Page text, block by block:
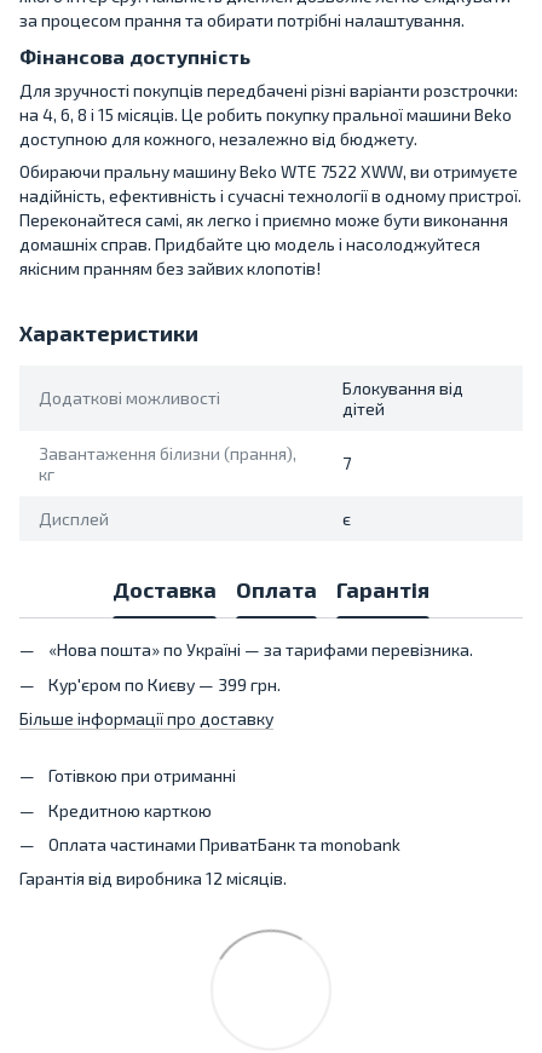
за процесом прання та обирати потрібні налаштування.
Фінансова доступність
Для зручності покупців передбачені різні варіанти розстрочки:
на 4, 6, 8 і 15 місяців. Це робить покупку пральної машини Beko
доступною для кожного, незалежно від бюджету.
Обираючи пральну машину Beko WTE 7522 XWW, ви отримуєте
надійність, ефективність і сучасні технології в одному пристрої.
Переконайтеся самі, як легко і приємно може бути виконання
домашніх справ. Придбайте цю модель і насолоджуйтеся
якісним пранням без зайвих клопотів!
Характеристики
Додаткові можливості
Блокування від
дітей
Завантаження білизни (прання),
кг
7
Дисплей є
Доставка Оплата Гарантія
«Нова пошта» по Україні — за тарифами перевізника.
Кур'єром по Києву — 399 грн.
Більше інформації про доставку
Готівкою при отриманні
Кредитною карткою
Оплата частинами ПриватБанк та monobank
Гарантія від виробника 12 місяців.